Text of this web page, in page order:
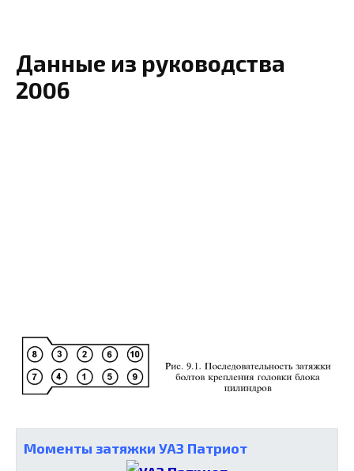
Данные из руководства
2006
Моменты затяжки УАЗ Патриот